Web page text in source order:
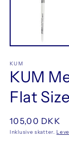
KUM
KUM
Flat
Normalpris
105,00 DKK
Inklusive skatter.